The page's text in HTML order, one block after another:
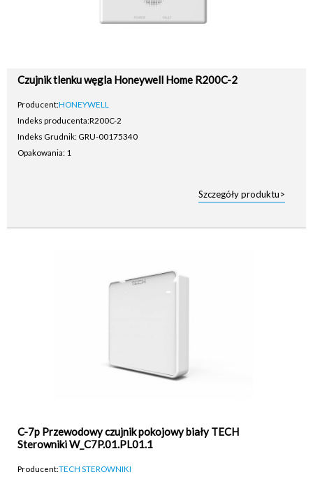
Czujnik tlenku węgla Honeywell Home R200C-2
Producent:HONEYWELL
Indeks producenta:R200C-2
Indeks Grudnik: GRU-00175340
Opakowania: 1
Szczegóły produktu>
C-7p Przewodowy czujnik pokojowy biały TECH
Sterowniki W_C7P.01.PL01.1
Producent:TECH STEROWNIKI